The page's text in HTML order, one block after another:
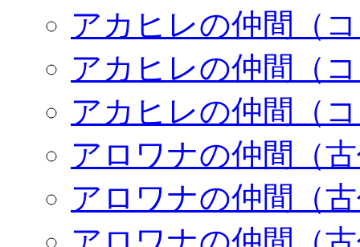
アカヒレの仲間（
アカヒレの仲間（
アカヒレの仲間（
アロワナの仲間（
アロワナの仲間（